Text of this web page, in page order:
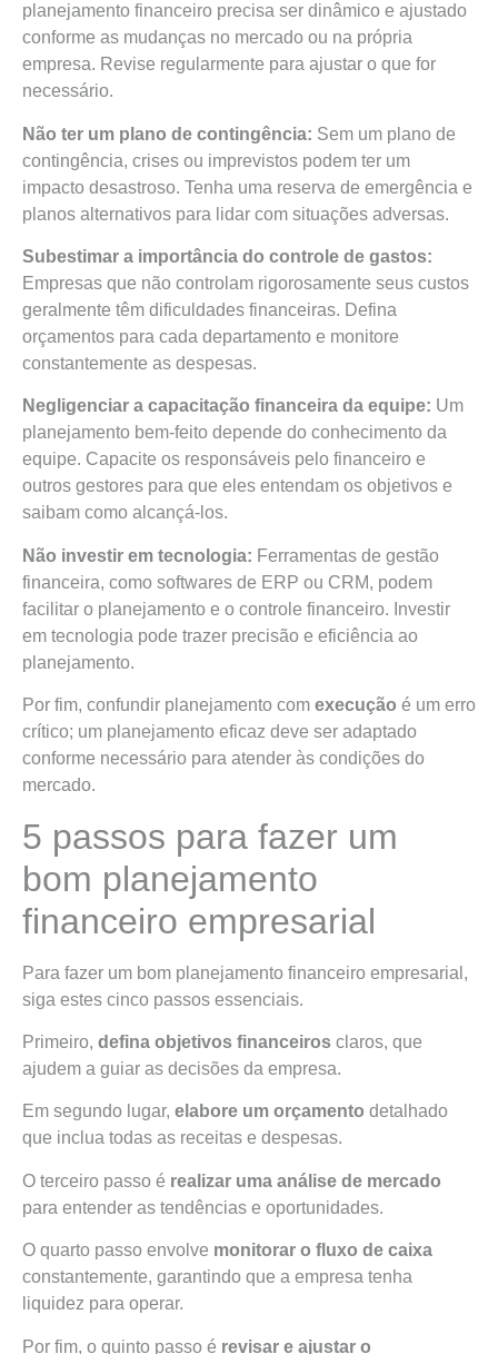
planejamento financeiro precisa ser dinâmico e ajustado
conforme as mudanças no mercado ou na própria
empresa. Revise regularmente para ajustar o que for
necessário.
Não ter um plano de contingência: Sem um plano de
contingência, crises ou imprevistos podem ter um
impacto desastroso. Tenha uma reserva de emergência e
planos alternativos para lidar com situações adversas.
Subestimar a importância do controle de gastos:
Empresas que não controlam rigorosamente seus custos
geralmente têm dificuldades financeiras. Defina
orçamentos para cada departamento e monitore
constantemente as despesas.
Negligenciar a capacitação financeira da equipe: Um
planejamento bem-feito depende do conhecimento da
equipe. Capacite os responsáveis pelo financeiro e
outros gestores para que eles entendam os objetivos e
saibam como alcançá-los.
Não investir em tecnologia: Ferramentas de gestão
financeira, como softwares de ERP ou CRM, podem
facilitar o planejamento e o controle financeiro. Investir
em tecnologia pode trazer precisão e eficiência ao
planejamento.
Por fim, confundir planejamento com execução é um erro
crítico; um planejamento eficaz deve ser adaptado
conforme necessário para atender às condições do
mercado.
5 passos para fazer um
bom planejamento
financeiro empresarial
Para fazer um bom planejamento financeiro empresarial,
siga estes cinco passos essenciais.
Primeiro, defina objetivos financeiros claros, que
ajudem a guiar as decisões da empresa.
Em segundo lugar, elabore um orçamento detalhado
que inclua todas as receitas e despesas.
O terceiro passo é realizar uma análise de mercado
para entender as tendências e oportunidades.
O quarto passo envolve monitorar o fluxo de caixa
constantemente, garantindo que a empresa tenha
liquidez para operar.
Por fim, o quinto passo é revisar e ajustar o